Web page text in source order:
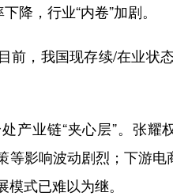
降，行业“内卷”加剧。
，我国现存续/在业状
业链“夹心层”。张耀
影响波动剧烈；下游电
式已难以为继。